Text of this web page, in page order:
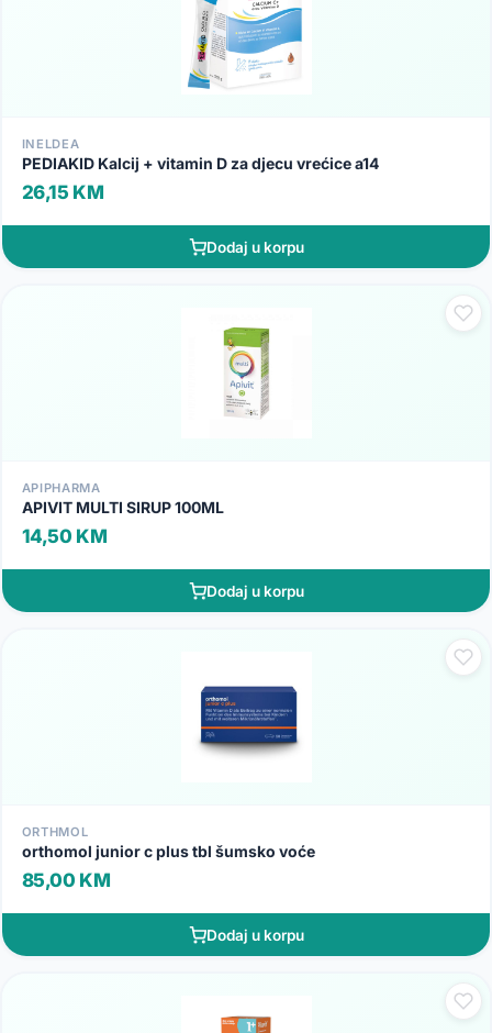
INELDEA
PEDIAKID Kalcij + vitamin D za djecu vrećice a14
26,15 KM
Dodaj u korpu
APIPHARMA
APIVIT MULTI SIRUP 100ML
14,50 KM
Dodaj u korpu
ORTHMOL
orthomol junior c plus tbl šumsko voće
85,00 KM
Dodaj u korpu